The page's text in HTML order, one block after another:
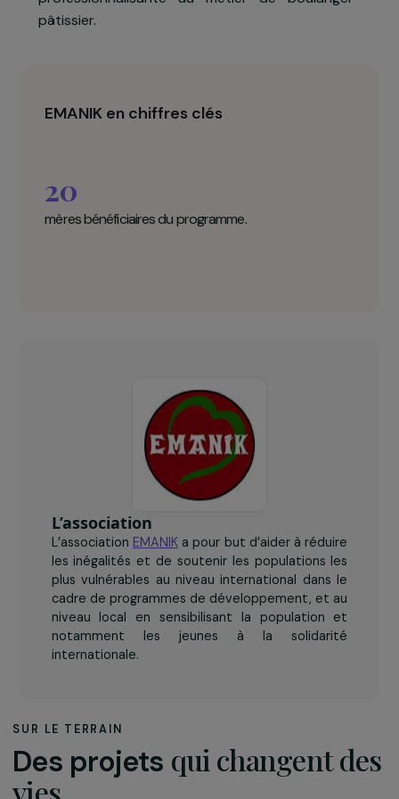
handicap et à l’émancipation de leurs
l’association EMANIK leur propose un
leurs mères recevront une
L’association
les inégalités et de soutenir les populations les
plus vulnérables au niveau international dans le